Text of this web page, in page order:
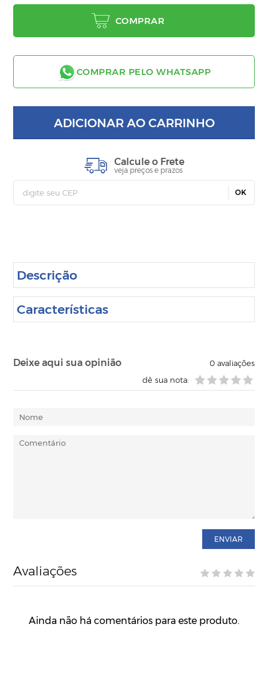
COMPRAR
COMPRAR PELO WHATSAPP
ADICIONAR AO CARRINHO
Calcule o Frete
veja preços e prazos
OK
Descrição
Características
Deixe aqui sua opinião 0avaliações
dê sua nota:
ENVIAR
Avaliações
Ainda não há comentários para este produto.